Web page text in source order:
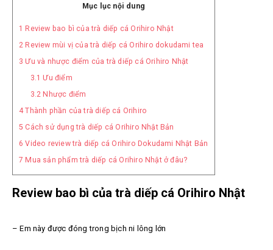
Mục lục nội dung
1 Review bao bì của trà diếp cá Orihiro Nhật
2 Review mùi vị của trà diếp cá Orihiro dokudami tea
3 Ưu và nhược điểm của trà diếp cá Orihiro Nhật
3.1 Ưu điểm
3.2 Nhược điểm
4Thành phần của trà diếp cá Orihiro
5 Cách sử dụng trà diếp cá Orihiro Nhật Bản
6 Video review trà diếp cá Orihiro Dokudami Nhật Bản
7 Mua sản phẩm trà diếp cá Orihiro Nhật ở đâu?
Review bao bì của trà diếp cá Orihiro Nhật
– Em này được đóng trong bịch ni lông lớn